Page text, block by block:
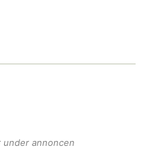
annoncen